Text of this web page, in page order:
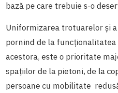
bază pe care trebuie s-o
Uniformizarea trotuarelor și a
pornind de la
acestora, este o prioritate
spațiilor de la pietoni, de la
persoane cu mobilitate